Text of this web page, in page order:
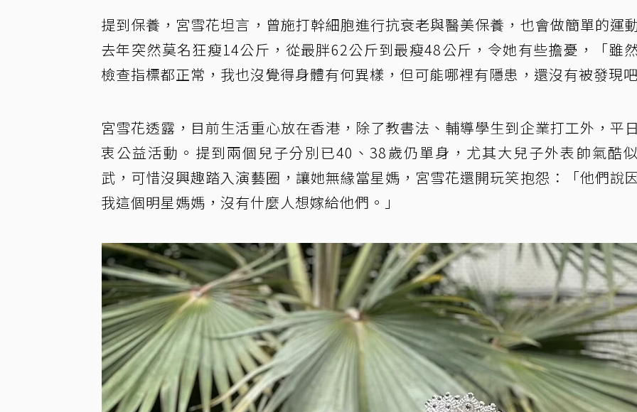
提到保養，宮雪花坦言，曾施打幹細胞進行抗衰老與醫美保養，也會做簡單的運
去年突然莫名狂瘦14公斤，從最胖62公斤到最瘦48公斤，令她有些擔憂，「雖
檢查指標都正常，我也沒覺得身體有何異樣，但可能哪裡有隱患，還沒有被發現
宮雪花透露，目前生活重心放在香港，除了教書法、輔導學生到企業打工外，平
衷公益活動。提到兩個兒子分別已40、38歲仍單身，尤其大兒子外表帥氣酷
武，可惜沒興趣踏入演藝圈，讓她無緣當星媽，宮雪花還開玩笑抱怨：「他們說
我這個明星媽媽，沒有什麼人想嫁給他們。」